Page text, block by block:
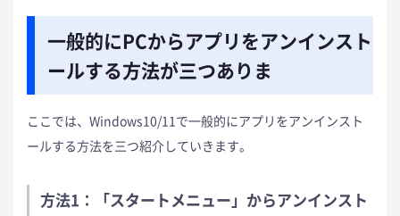
一般的にPCからアプリをアンインスト
ールする方法が三つありま
ここでは、Windows10/11で一般的にアプリをアンインスト
ールする方法を三つ紹介していきます。
方法1：「スタートメニュー」からアンインスト